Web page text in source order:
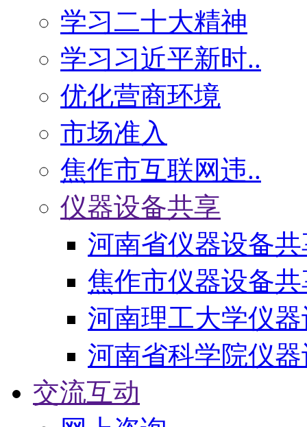
学习二十大精神
学习习近平新时..
优化营商环境
市场准入
焦作市互联网违..
仪器设备共享
河南省仪器设备
焦作市仪器设备
河南理工大学仪
河南省科学院仪
交流互动